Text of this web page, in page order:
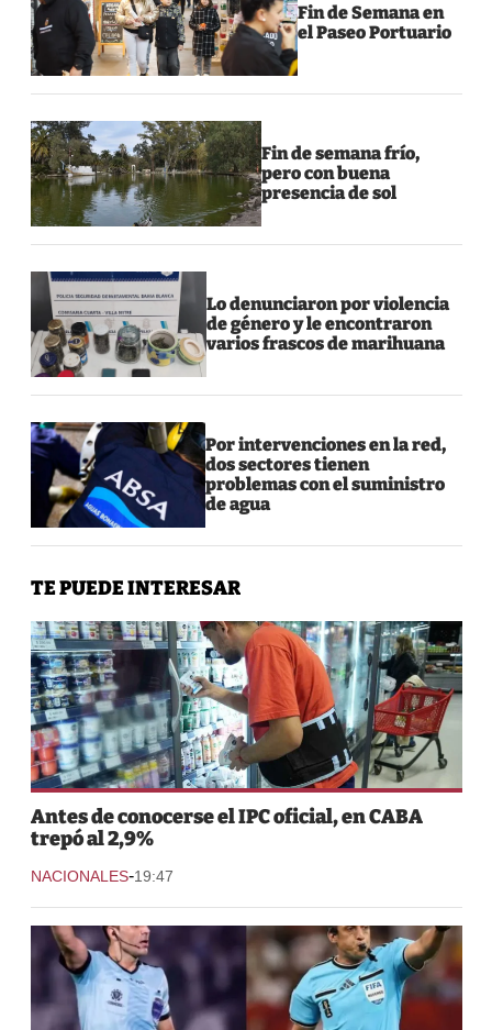
Fin de Semana en
el Paseo Portuario
Fin de semana frío,
pero con buena
presencia de sol
Lo denunciaron por violencia
de género y le encontraron
varios frascos de marihuana
Por intervenciones en la red,
dos sectores tienen
problemas con el suministro
de agua
TE PUEDE INTERESAR
Antes de conocerse el IPC oficial, en CABA
trepó al 2,9%
NACIONALES-19:47